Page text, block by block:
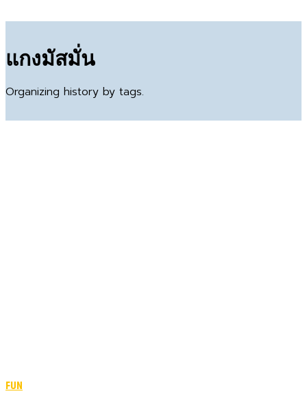
แกงมัสมั่น
Organizing history by tags.
FUN